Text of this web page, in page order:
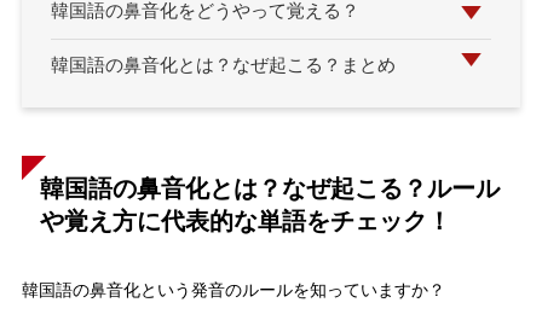
韓国語の鼻音化をどうやって覚える？
韓国語の鼻音化とは？なぜ起こる？まとめ
韓国語の鼻音化とは？なぜ起こる？ルール
や覚え方に代表的な単語をチェック！
韓国語の鼻音化という発音のルールを知っていますか？